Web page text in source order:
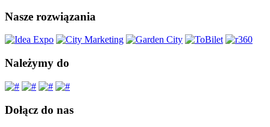
Nasze rozwiązania
Należymy do
Dołącz do nas